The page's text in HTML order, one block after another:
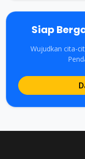
Siap
Wujudkan cita-